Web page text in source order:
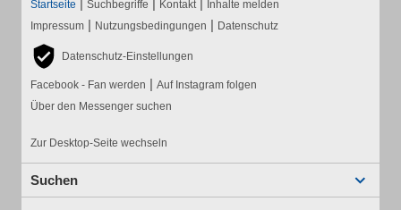
Startseite | Suchbegriffe | Kontakt | Inhalte melden
Impressum | Nutzungsbedingungen | Datenschutz
Datenschutz-Einstellungen
Facebook - Fan werden | Auf Instagram folgen
Über den Messenger suchen
Zur Desktop-Seite wechseln
Suchen